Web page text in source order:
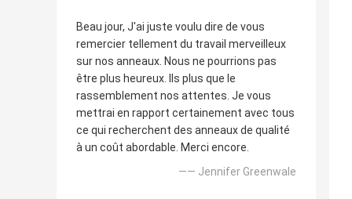
Beau jour, J'ai juste voulu dire de vous
remercier tellement du travail merveilleux
sur nos anneaux. Nous ne pourrions pas
être plus heureux. Ils plus que le
rassemblement nos attentes. Je vous
mettrai en rapport certainement avec tous
ce qui recherchent des anneaux de qualité
à un coût abordable. Merci encore.
—— Jennifer Greenwale